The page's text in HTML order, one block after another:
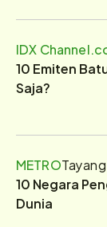
IDX
10 Emiten
Saja?
METRO
10 Negara
Dunia